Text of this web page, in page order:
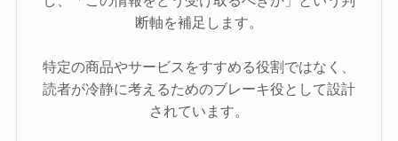
断軸を補足します。
特定の商品やサービスをすすめる役割ではなく、
読者が冷静に考えるためのブレーキ役として設計
されています。